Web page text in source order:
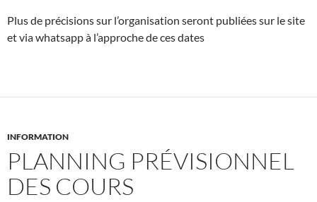
Plus de précisions sur l’organisation seront publiées sur le site
et via whatsapp à l’approche de ces dates
INFORMATION
PLANNING PRÉVISIONNEL
DES COURS